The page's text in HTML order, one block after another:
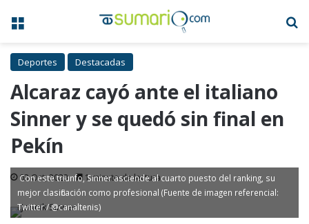
Menú
Deportes Destacadas
Alcaraz cayó ante el italiano
Sinner y se quedó sin final en
Pekín
03 Oct, 2023 1 minuto de lectura
Con este triunfo, Sinner asciende al cuarto puesto del ranking, su
mejor clasificación como profesional (Fuente de imagen referencial:
Twitter / @canaltenis)